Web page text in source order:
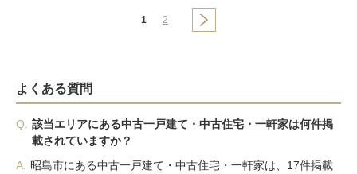
1 2
よくある質問
Q.
該当エリアにある中古一戸建て・中古住宅・一軒家は何件掲
載されていますか？
A.
昭島市にある中古一戸建て・中古住宅・一軒家は、17件掲載